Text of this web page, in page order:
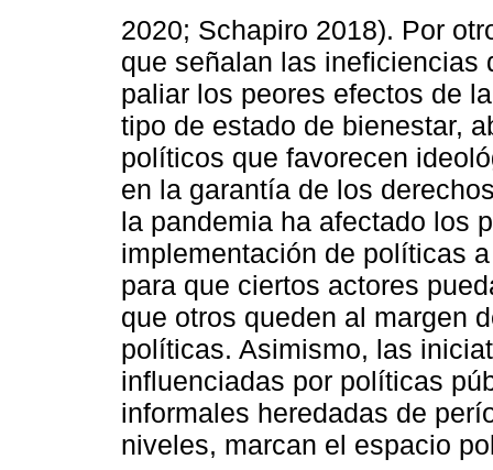
2020; Schapiro 2018). Por
que señalan las ineficiencias
paliar los peores efectos de
tipo de estado de bienestar,
políticos que favorecen
en la garantía de los
la pandemia ha afectado los
implementación de políticas
para que ciertos actores
que otros queden al margen
políticas. Asimismo, las
influenciadas por políticas
informales heredadas de
niveles, marcan el espacio